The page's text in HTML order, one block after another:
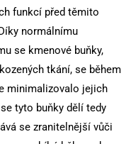
funkcí před těmito
normálnímu
se kmenové buňky,
tkání, se během
minimalizovalo jejich
tyto buňky dělí tedy
se zranitelnější vůči